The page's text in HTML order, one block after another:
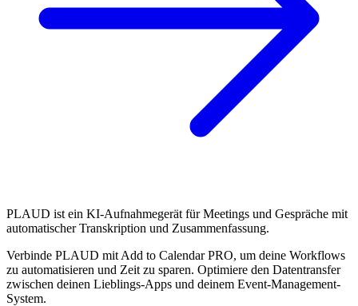
PLAUD ist ein KI-Aufnahmegerät für Meetings und Gespräche mit
automatischer Transkription und Zusammenfassung.
Verbinde PLAUD mit Add to Calendar PRO, um deine Workflows
zu automatisieren und Zeit zu sparen. Optimiere den Datentransfer
zwischen deinen Lieblings-Apps und deinem Event-Management-
System.